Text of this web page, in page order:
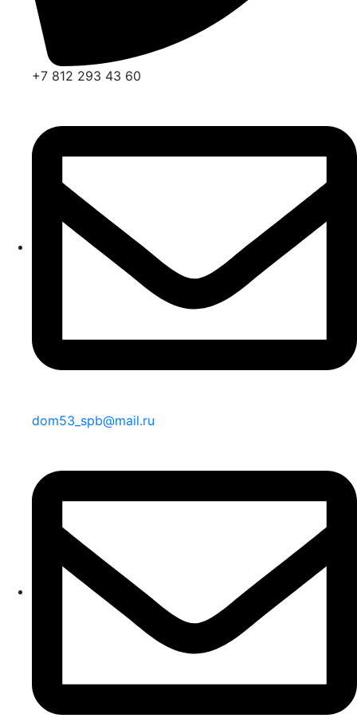
+7 812 293 43 60
dom53_spb@mail.ru